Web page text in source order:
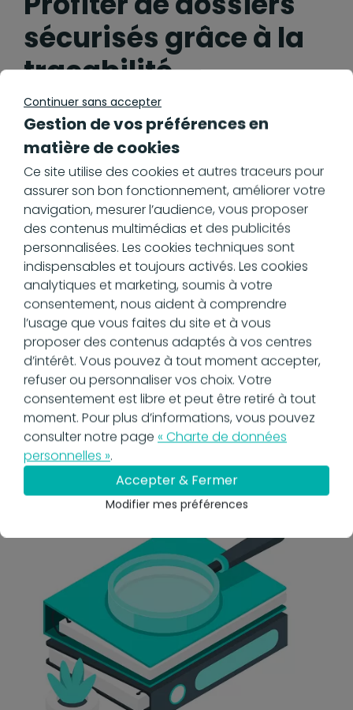
sécurisés grâce à la
traçabilité
Chaque action effectuée sur un fichier —
consultation, modification, suppression — est
automatiquement enregistrée. Cette
fonctionnalité répond aux exigences du RGPD et
permet aux entreprises de démontrer leur
engagement en matière de protection des
données. Cette conformité assure une
transparence totale et renforce la confiance
avec les parties prenantes.
Grâce à cette traçabilité, la GED garantit la
sécurité et l'intégrité des documents sensibles,
tout en facilitant l'accès à un historique complet
des actions. Elle permet également de savoir si
un document a été mis à jour, par qui, et à quel
moment, renforçant ainsi la fiabilité de la gestion
documentaire.
Je voudrais voir comment cela fonctionne
Continuer sans accepter
Gestion de vos préférences en
matière de cookies
Ce site utilise des cookies et autres traceurs pour
assurer son bon fonctionnement, améliorer votre
navigation, mesurer l’audience, vous proposer
des contenus multimédias et des publicités
personnalisées. Les cookies techniques sont
indispensables et toujours activés. Les cookies
analytiques et marketing, soumis à votre
consentement, nous aident à comprendre
l’usage que vous faites du site et à vous
proposer des contenus adaptés à vos centres
d’intérêt. Vous pouvez à tout moment accepter,
refuser ou personnaliser vos choix. Votre
consentement est libre et peut être retiré à tout
moment. Pour plus d’informations, vous pouvez
consulter notre page « Charte de données
personnelles ».
Accepter & Fermer
Modifier mes préférences